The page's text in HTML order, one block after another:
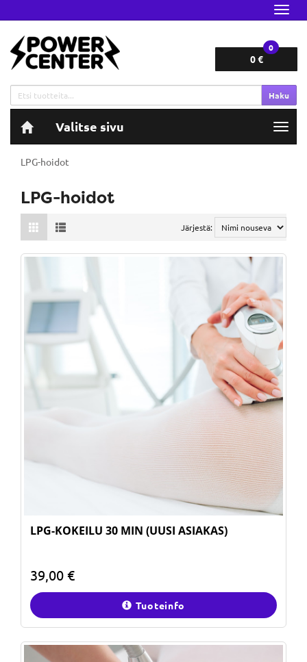
0 €
0
Haku
Valitse sivu
LPG-hoidot
LPG-hoidot
Järjestä:
LPG-KOKEILU 30 MIN (UUSI ASIAKAS)
39,00 €
Tuoteinfo